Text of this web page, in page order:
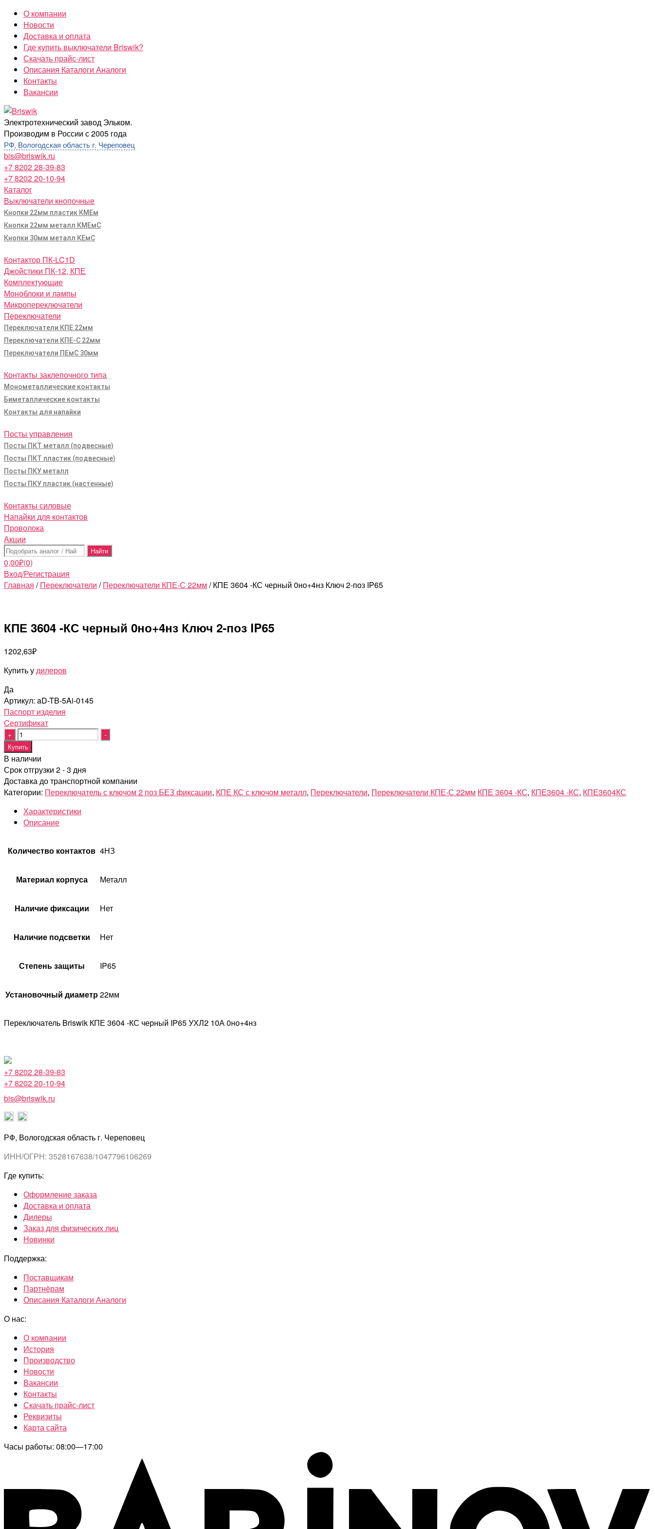
Перейти
содержимому
О компании
Новости
Доставка и оплата
Где купить выключатели Briswik?
Скачать прайс-лист
Описания Каталоги Аналоги
Контакты
Вакансии
Briswik
Электротехнический завод Эльком.
Производим в России с 2005 года
РФ, Вологодская область г. Череповец
bis@briswik.ru
+7 8202 28-39-83
+7 8202 20-10-94
Каталог
Выключатели кнопочные
Кнопки 22мм пластик КМЕм
Кнопки 22мм металл КМЕмС
Кнопки 30мм металл КЕмС
Контактор ПК-LC1D
Джойстики ПК-12, КПЕ
Комплектующие
Моноблоки и лампы
Микропереключатели
Переключатели
Переключатели КПЕ 22мм
Переключатели КПЕ-С 22мм
Переключатели ПЕмС 30мм
Контакты заклепочного типа
Монометаллические контакты
Биметаллические контакты
Контакты для напайки
Посты управления
Посты ПКТ металл (подвесные)
Посты ПКТ пластик (подвесные)
Посты ПКУ металл
Посты ПКУ пластик (настенные)
Контакты силовые
Напайки для контактов
Проволока
Акции
Поиск:
0,00₽(0)
Вход/Регистрация
Главная /Переключатели /Переключатели КПЕ-С 22мм / КПЕ 3604 -КС черный 0но+4нз Ключ 2-поз IP65
КПЕ 3604 -КС черный 0но+4нз Ключ 2-поз IP65
1202,63₽
Купить удилеров
Да
Артикул: aD-TB-5Ai-0145
Паспорт изделия
Cертификат
Quantity
Купить
В наличии
Срок отгрузки 2 - 3 дня
Доставка до транспортной компании
Категории: Переключатель с ключом 2 поз БЕЗ фиксации, КПЕ КС с ключом металл, Переключатели, Переключатели КПЕ-С 22мм КПЕ 3604 -КС, КПЕ3604 -КС, КПЕ3604КС
Характеристики
Описание
Количество контактов 4НЗ
Материал корпуса Металл
Наличие фиксации Нет
Наличие подсветки Нет
Степень защиты IP65
Установочный диаметр22мм
Переключатель Briswik КПЕ 3604 -КС черный IP65 УХЛ2 10А 0но+4нз
+7 8202 28-39-83
+7 8202 20-10-94
bis@briswik.ru
РФ, Вологодская область г. Череповец
ИНН/ОГРН: 3528167638/1047796106269
Где купить:
Оформление заказа
Доставка и оплата
Дилеры
Заказ для физических лиц
Новинки
Поддержка:
Поставщикам
Партнёрам
Описания Каталоги Аналоги
О нас:
О компании
История
Производство
Новости
Вакансии
Контакты
Скачать прайс-лист
Реквизиты
Карта сайта
Часы работы: 08:00—17:00